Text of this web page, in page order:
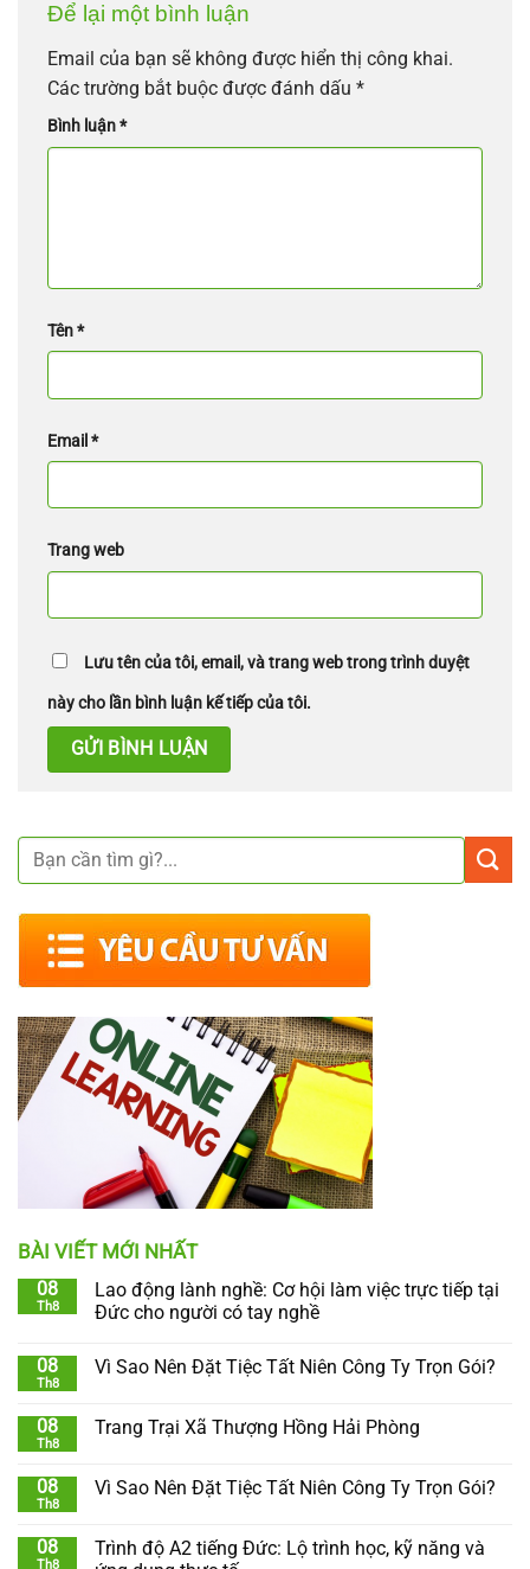
BÀI VIẾT MỚI NHẤT
08
Th8
Lao động lành nghề: Cơ hội làm việc trực tiếp tại
Đức cho người có tay nghề
08
Th8
Vì Sao Nên Đặt Tiệc Tất Niên Công Ty Trọn Gói?
08
Th8
Trang Trại Xã Thượng Hồng Hải Phòng
08
Th8
Vì Sao Nên Đặt Tiệc Tất Niên Công Ty Trọn Gói?
08
Th8
Trình độ A2 tiếng Đức: Lộ trình học, kỹ năng và
Để lại một bình luận
Email của bạn sẽ không được hiển thị công khai.
Các trường bắt buộc được đánh dấu *
Bình luận*
Tên*
Email *
Trang web
Lưu tên của tôi, email, và trang web trong trình duyệt
này cho lần bình luận kế tiếp của tôi.